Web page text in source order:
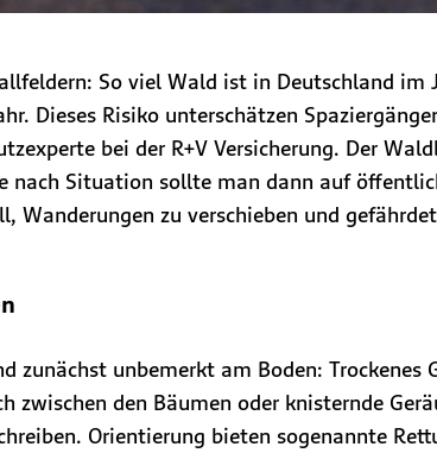
So viel Wald ist in Deutschland
Dieses Risiko unterschätzen
bei der R+V Versicherung. Der
nach Situation sollte man dann auf
Wanderungen zu verschieben und
zunächst unbemerkt am Boden:
zwischen den Bäumen oder knisternde
Orientierung bieten sogenannte